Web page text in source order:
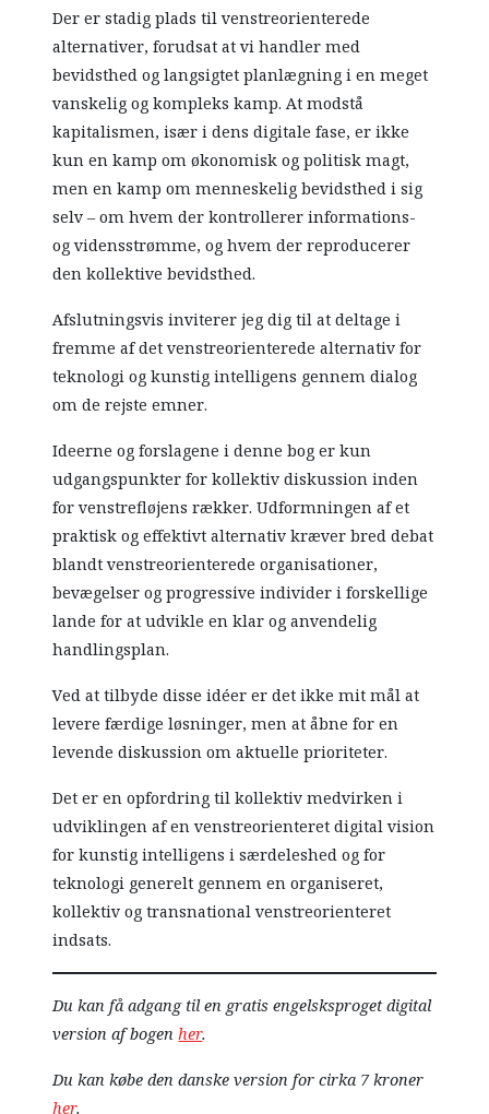
Der er stadig plads til venstreorienterede
alternativer, forudsat at vi handler med
bevidsthed og langsigtet planlægning i en meget
vanskelig og kompleks kamp. At modstå
kapitalismen, især i dens digitale fase, er ikke
kun en kamp om økonomisk og politisk magt,
men en kamp om menneskelig bevidsthed i sig
selv – om hvem der kontrollerer informations-
og vidensstrømme, og hvem der reproducerer
den kollektive bevidsthed.
Afslutningsvis inviterer jeg dig til at deltage i
fremme af det venstreorienterede alternativ for
teknologi og kunstig intelligens gennem dialog
om de rejste emner.
Ideerne og forslagene i denne bog er kun
udgangspunkter for kollektiv diskussion inden
for venstrefløjens rækker. Udformningen af et
praktisk og effektivt alternativ kræver bred debat
blandt venstreorienterede organisationer,
bevægelser og progressive individer i forskellige
lande for at udvikle en klar og anvendelig
handlingsplan.
Ved at tilbyde disse idéer er det ikke mit mål at
levere færdige løsninger, men at åbne for en
levende diskussion om aktuelle prioriteter.
Det er en opfordring til kollektiv medvirken i
udviklingen af en venstreorienteret digital vision
for kunstig intelligens i særdeleshed og for
teknologi generelt gennem en organiseret,
kollektiv og transnational venstreorienteret
indsats.
Du kan få adgang til en gratis engelsksproget digital
version af bogenher.
Du kan købe den danske version for cirka 7 kroner
her.